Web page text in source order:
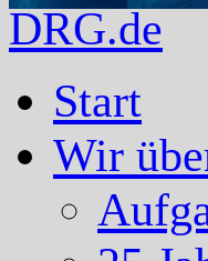
DRG.de
Start
Wir